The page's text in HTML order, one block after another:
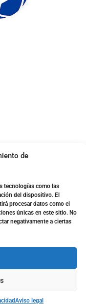
de
tecnologías como las
del dispositivo. El
procesar datos como el
únicas en este sitio. No
negativamente a ciertas
Aviso legal